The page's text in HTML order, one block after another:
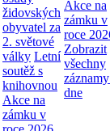
židovských
obyvatel za
2. světové
války Letní
soutěž s
knihovnou
Akce na
zámku v
Akce na
zámku v
roce
Zobrazit
všechny
dne